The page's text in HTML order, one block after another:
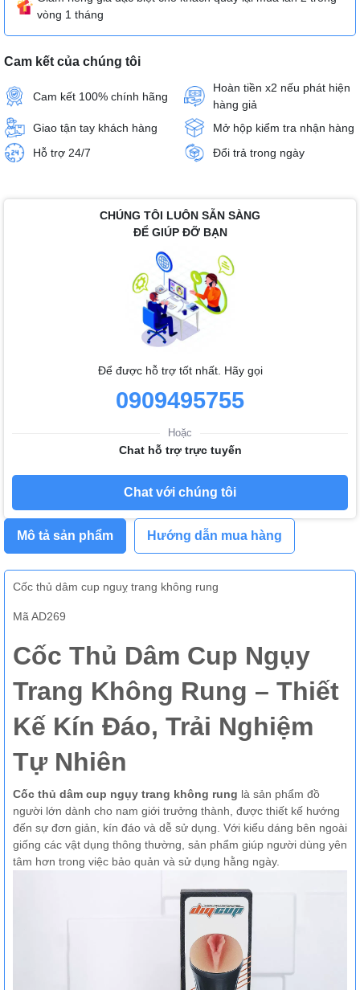
vòng 1 tháng
Cam kết của chúng tôi
Cam kết 100% chính hãng
Hoàn tiền x2 nếu phát hiện
hàng giả
Giao tận tay khách hàng
Mở hộp kiểm tra nhận hàng
Hỗ trợ 24/7
Đổi trả trong ngày
CHÚNG TÔI LUÔN SẴN SÀNG
ĐỂ GIÚP ĐỠ BẠN
Để được hỗ trợ tốt nhất. Hãy gọi
0909495755
Hoặc
Chat hỗ trợ trực tuyến
Chat với chúng tôi
Mô tả sản phẩm Hướng dẫn mua hàng
Cốc thủ dâm cup nguỵ trang không rung
Mã AD269
Cốc Thủ Dâm Cup Ngụy
Trang Không Rung – Thiết
Kế Kín Đáo, Trải Nghiệm
Tự Nhiên
Cốc thủ dâm cup ngụy trang không rung là sản phẩm đồ
người lớn dành cho nam giới trưởng thành, được thiết kế hướng
đến sự đơn giản, kín đáo và dễ sử dụng. Với kiểu dáng bên ngoài
giống các vật dụng thông thường, sản phẩm giúp người dùng yên
tâm hơn trong việc bảo quản và sử dụng hằng ngày.